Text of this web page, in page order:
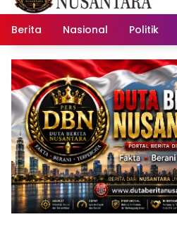
Berita Nasional Politik